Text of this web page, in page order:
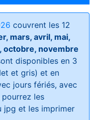
couvrent les 12
mars, avril, mai,
octobre, novembre
disponibles en 3
et gris) et en
jours fériés, avec
pourrez les
jpg et les imprimer